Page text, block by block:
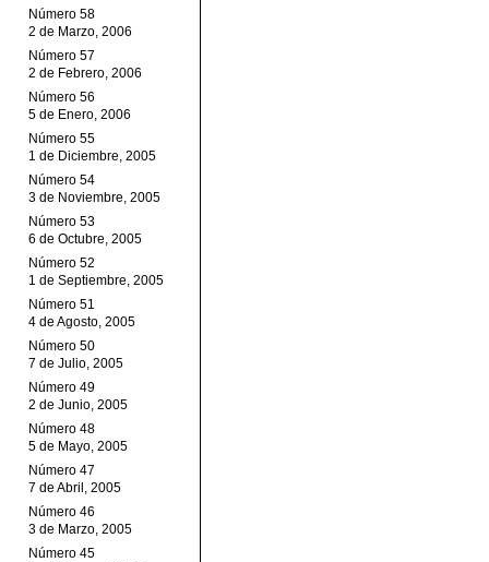
Número 58
2 de Marzo, 2006
Número 57
2 de Febrero, 2006
Número 56
5 de Enero, 2006
Número 55
1 de Diciembre, 2005
Número 54
3 de Noviembre, 2005
Número 53
6 de Octubre, 2005
Número 52
1 de Septiembre, 2005
Número 51
4 de Agosto, 2005
Número 50
7 de Julio, 2005
Número 49
2 de Junio, 2005
Número 48
5 de Mayo, 2005
Número 47
7 de Abril, 2005
Número 46
3 de Marzo, 2005
Número 45